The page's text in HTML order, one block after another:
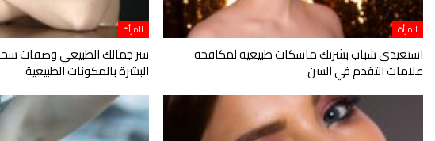
المرأة
استعيدي شباب بشرتك ماسكات طبيعية لمكافحة
علامات التقدم في السن
المرأة
سر جمالك الطبيعي وصفات
البشرة بالمكونات الطبيعية